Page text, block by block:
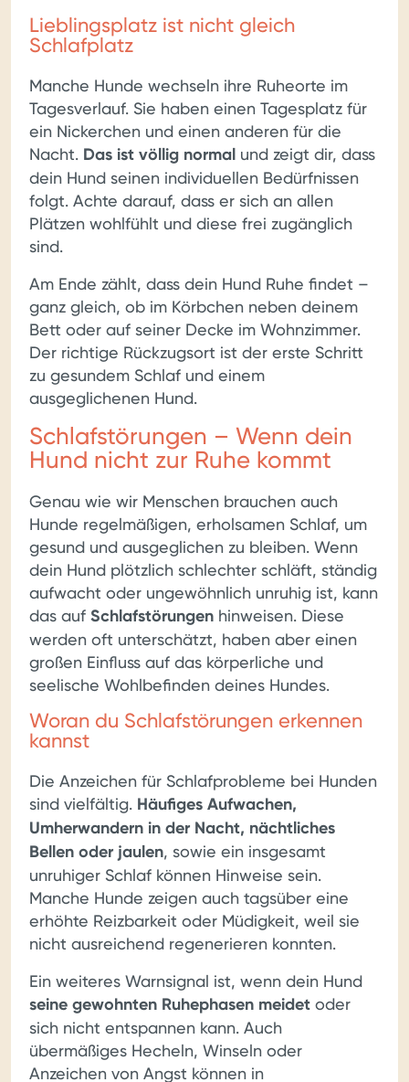
Lieblingsplatz ist nicht gleich
Schlafplatz
Manche Hunde wechseln ihre Ruheorte im
Tagesverlauf. Sie haben einen Tagesplatz für
ein Nickerchen und einen anderen für die
Nacht. Das ist völlig normal und zeigt dir, dass
dein Hund seinen individuellen Bedürfnissen
folgt. Achte darauf, dass er sich an allen
Plätzen wohlfühlt und diese frei zugänglich
sind.
Am Ende zählt, dass dein Hund Ruhe findet –
ganz gleich, ob im Körbchen neben deinem
Bett oder auf seiner Decke im Wohnzimmer.
Der richtige Rückzugsort ist der erste Schritt
zu gesundem Schlaf und einem
ausgeglichenen Hund.
Schlafstörungen – Wenn dein
Hund nicht zur Ruhe kommt
Genau wie wir Menschen brauchen auch
Hunde regelmäßigen, erholsamen Schlaf, um
gesund und ausgeglichen zu bleiben. Wenn
dein Hund plötzlich schlechter schläft, ständig
aufwacht oder ungewöhnlich unruhig ist, kann
das auf Schlafstörungen hinweisen. Diese
werden oft unterschätzt, haben aber einen
großen Einfluss auf das körperliche und
seelische Wohlbefinden deines Hundes.
Woran du Schlafstörungen erkennen
kannst
Die Anzeichen für Schlafprobleme bei Hunden
sind vielfältig. Häufiges Aufwachen,
Umherwandern in der Nacht, nächtliches
Bellen oder jaulen, sowie ein insgesamt
unruhiger Schlaf können Hinweise sein.
Manche Hunde zeigen auch tagsüber eine
erhöhte Reizbarkeit oder Müdigkeit, weil sie
nicht ausreichend regenerieren konnten.
Ein weiteres Warnsignal ist, wenn dein Hund
seine gewohnten Ruhephasen meidet oder
sich nicht entspannen kann. Auch
übermäßiges Hecheln, Winseln oder
Anzeichen von Angst können in